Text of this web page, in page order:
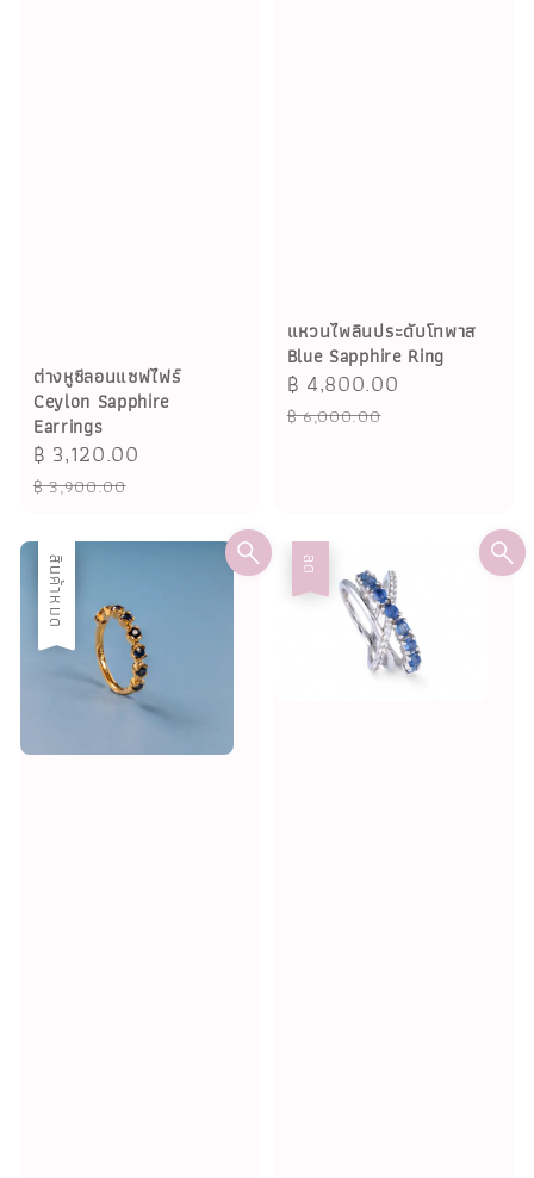
ต่างหูซีลอนแซฟไฟร์
Ceylon Sapphire
Earrings
Sale
price
฿ 3,120.00
฿ 3,900.00
แหวนไพลินประดับโทพาส
Blue Sapphire Ring
Sale
price
฿ 4,800.00
฿ 6,000.00
ลด
สินค้าหมด ลด